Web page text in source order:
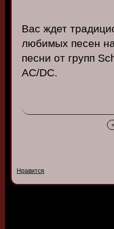
Вас ждет
любимых песен
песни от групп
AC/DC.
Нравится